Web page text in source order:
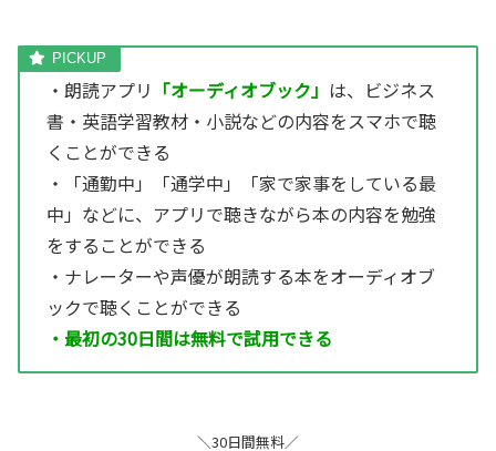
・朗読アプリ 「オーディオブック」 は、ビジネス
書・英語学習教材・小説などの内容をスマホで聴
くことができる
・「通勤中」「通学中」「家で家事をしている最
中」などに、アプリで聴きながら本の内容を勉強
をすることができる
・ナレーターや声優が朗読する本をオーディオブ
ックで聴くことができる
・最初の30日間は無料で試用できる
＼30日間無料／